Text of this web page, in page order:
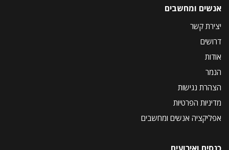
אנשים ומחשבים
יצירת קשר
דרושים
אודות
הנמר
הצהרת נגישות
מדיניות הפרטיות
אפליקציה אנשים ומחשבים
כנסים ואירועים